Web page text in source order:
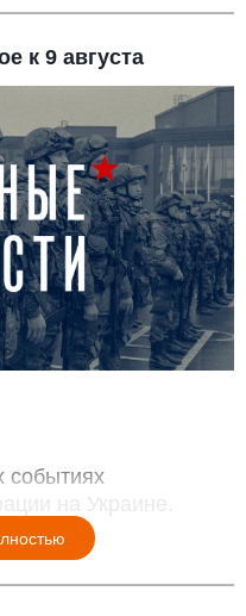
к 9 августа
событиях
на Украине.